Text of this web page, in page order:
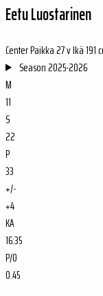
Eetu Luostarinen
CenterPaikka27 vIkä191
Season2025-2026
M
11
S
22
P
33
+/-
+4
KA
16:35
P/O
0.45